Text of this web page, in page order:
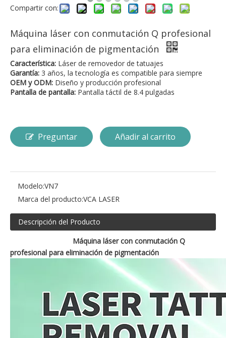
Compartir con:
Máquina láser con conmutación Q profesional
para eliminación de pigmentación
Característica: Láser de removedor de tatuajes
Garantía: 3 años, la tecnología es compatible para siempre
OEM y ODM: Diseño y producción profesional
Pantalla de pantalla: Pantalla táctil de 8.4 pulgadas
Preguntar Añadir al carrito
Modelo:VN7
Marca del producto:VCA LASER
Descripción del Producto
Máquina láser con conmutación Q
profesional para eliminación de pigmentación